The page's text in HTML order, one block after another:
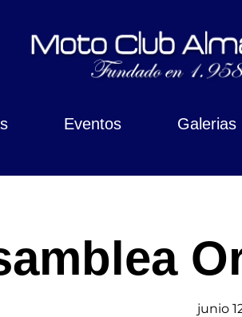
Eventos Galerias
junio